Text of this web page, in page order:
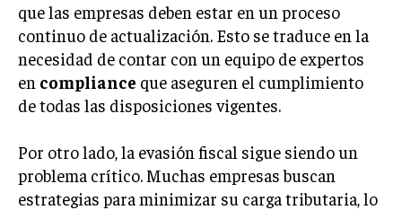
LIDERAZGO
HABILIDADES DIRECTIVAS
EMPRENDIMIENTO
FINANZAS
FINANZAS Y CONTABILIDAD
que las empresas deben estar en un proceso
continuo de actualización. Esto se traduce en la
necesidad de contar con un equipo de expertos
en compliance que aseguren el cumplimiento
de todas las disposiciones vigentes.
Por otro lado, la evasión fiscal sigue siendo un
problema crítico. Muchas empresas buscan
estrategias para minimizar su carga tributaria, lo